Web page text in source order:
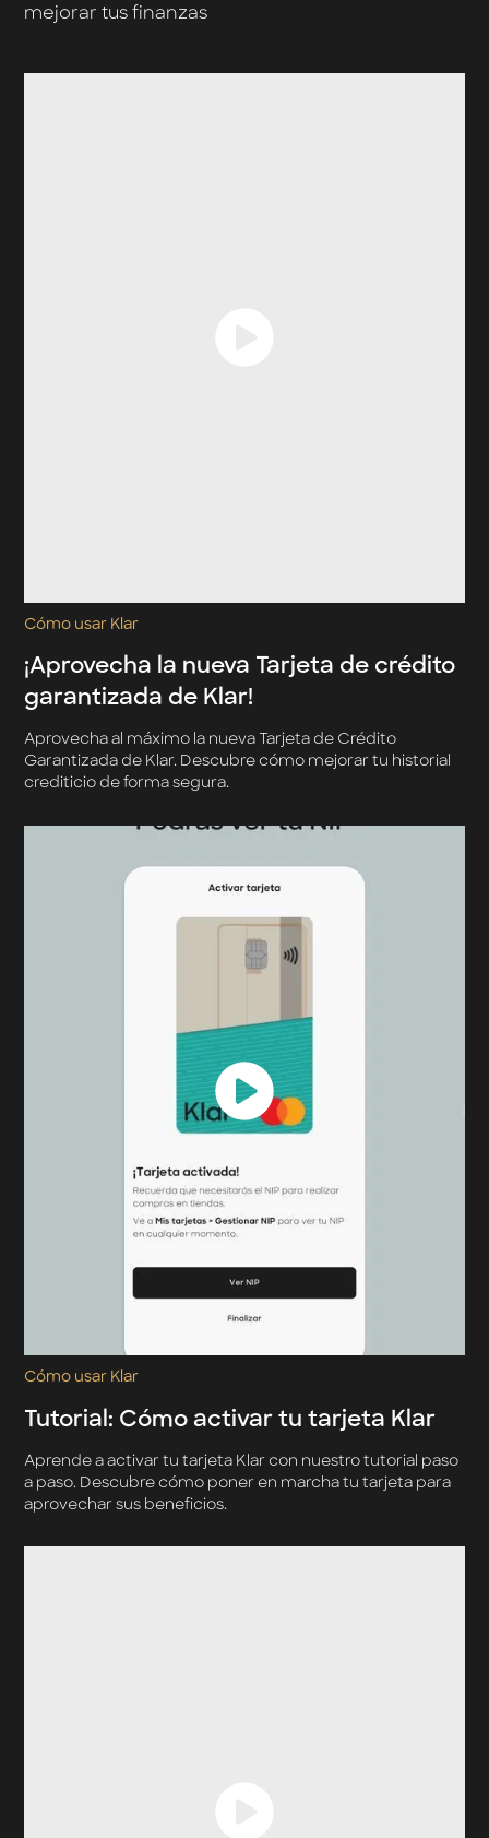
mejorar tus finanzas
Cómo usar Klar
¡Aprovecha la nueva Tarjeta de crédito
garantizada de Klar!
Aprovecha al máximo la nueva Tarjeta de Crédito
Garantizada de Klar. Descubre cómo mejorar tu historial
crediticio de forma segura.
Cómo usar Klar
Tutorial: Cómo activar tu tarjeta Klar
Aprende a activar tu tarjeta Klar con nuestro tutorial paso
a paso. Descubre cómo poner en marcha tu tarjeta para
aprovechar sus beneficios.